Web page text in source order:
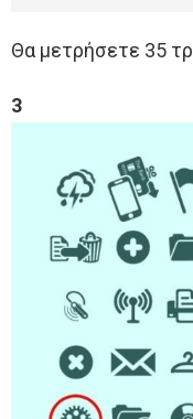
Θα μετρήσετε 35
3